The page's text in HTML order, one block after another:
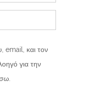
email, και τον
για την